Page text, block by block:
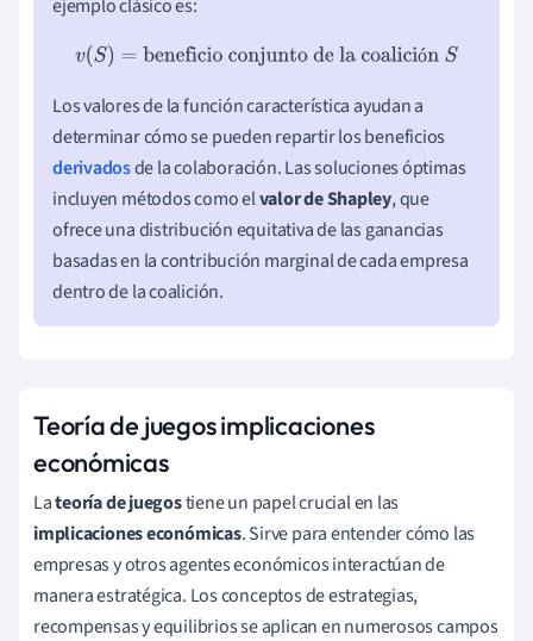
ejemplo clásico es:
ó
v (S) =beneficio conjunto de la coaliciónS
Los valores de la función característica ayudan a
determinar cómo se pueden repartir los beneficios
derivadosde la colaboración. Las soluciones óptimas
incluyen métodos como elvalor de Shapley, que
ofrece una distribución equitativa de las ganancias
basadas en la contribución marginal de cada empresa
dentro de la coalición.
Teoría de juegos implicaciones
económicas
Lateoría de juegostiene un papel crucial en las
implicaciones económicas. Sirve para entender cómo las
empresas y otros agentes económicos interactúan de
manera estratégica. Los conceptos de estrategias,
recompensas y equilibrios se aplican en numerosos campos